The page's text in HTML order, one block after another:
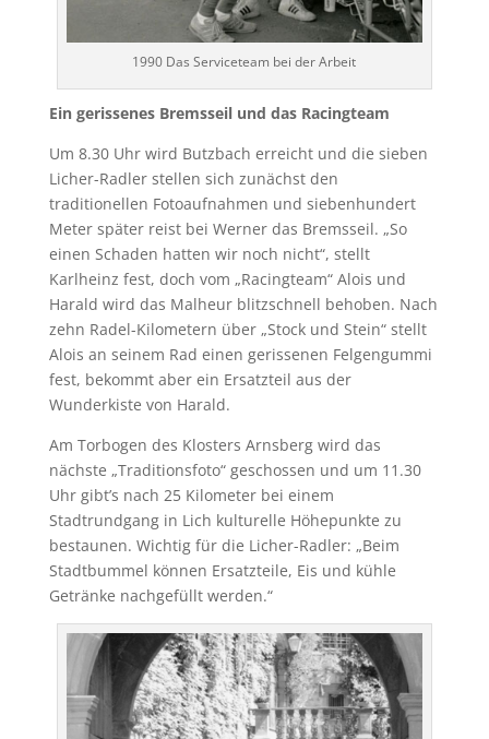
1990 Das Serviceteam bei der Arbeit
Ein gerissenes Bremsseil und das Racingteam
Um 8.30 Uhr wird Butzbach erreicht und die sieben
Licher-Radler stellen sich zunächst den
traditionellen Fotoaufnahmen und siebenhundert
Meter später reist bei Werner das Bremsseil. „So
einen Schaden hatten wir noch nicht“, stellt
Karlheinz fest, doch vom „Racingteam“ Alois und
Harald wird das Malheur blitzschnell behoben. Nach
zehn Radel-Kilometern über „Stock und Stein“ stellt
Alois an seinem Rad einen gerissenen Felgengummi
fest, bekommt aber ein Ersatzteil aus der
Wunderkiste von Harald.
Am Torbogen des Klosters Arnsberg wird das
nächste „Traditionsfoto“ geschossen und um 11.30
Uhr gibt’s nach 25 Kilometer bei einem
Stadtrundgang in Lich kulturelle Höhepunkte zu
bestaunen. Wichtig für die Licher-Radler: „Beim
Stadtbummel können Ersatzteile, Eis und kühle
Getränke nachgefüllt werden.“